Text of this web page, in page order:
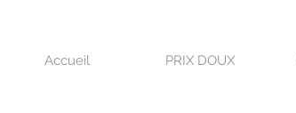
Accueil PRIX DOUX